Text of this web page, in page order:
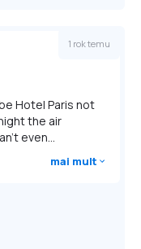
1 rok temu
Hotel Paris not
the air
even...
mai mult